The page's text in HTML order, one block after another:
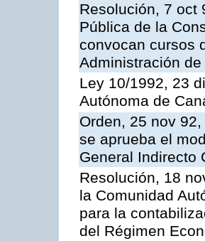
Resolución, 7 oct
Pública de la
convocan cursos
Administración
Ley 10/1992, 23
Autónoma de
Orden, 25 nov
se aprueba el
General Indirecto
Resolución, 18
la Comunidad
para la
del Régimen